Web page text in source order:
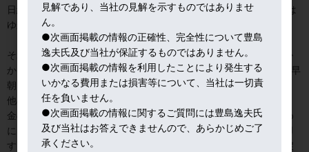
日経平均が７万の大台に接近しているので、仕事をさぼるわけには
ゆかないマーケット状況だが 笑
それから、先週金曜夜も、SpaceX IPOの初値がつくまで数時間か
かり、NY市場の興奮状態も半端なく、米経済テレビの現場中継に早
朝まで見入ってしまったよ。あれだけの巨大IPOの規模になると、
他の市場の流動性も奪ってしまうね。
金の換金売りも典型的な事例だ。てっとりばやくIPOで儲けるため
に、充分儲かっている金のポジションを売り払って、SpaceXに廻
す。この種の投機資金は、IPOの儲けの一部で、いずれ金の買い戻
見解であり、当社の見解を示すものではありませ
ん。
●次画面掲載の情報の正確性、完全性について豊島
逸夫氏及び当社が保証するものではありません。
●次画面掲載の情報を利用したことにより発生する
いかなる費用または損害等について、当社は一切責
任を負いません。
●次画面掲載の情報に関するご質問には豊島逸夫氏
及び当社はお答えできませんので、あらかじめご了
承ください。